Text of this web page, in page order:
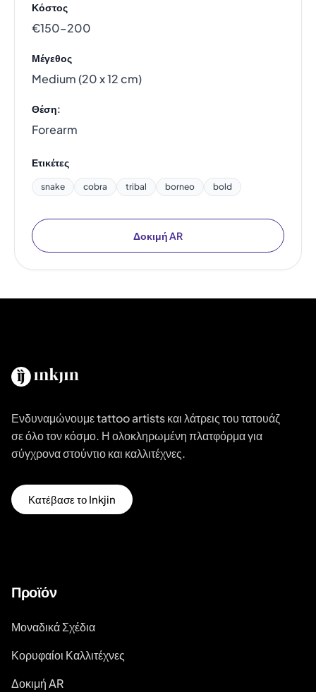
Κόστος
€150–200
Μέγεθος
Medium (20 x 12 cm)
Θέση:
Forearm
Ετικέτες
snake cobra tribal borneo bold
Δοκιμή AR
Ενδυναμώνουμε tattoo artists και λάτρεις του τατουάζ
σε όλο τον κόσμο. Η ολοκληρωμένη πλατφόρμα για
σύγχρονα στούντιο και καλλιτέχνες.
Κατέβασε το Inkjin
Προϊόν
Μοναδικά Σχέδια
Κορυφαίοι Καλλιτέχνες
Δοκιμή AR